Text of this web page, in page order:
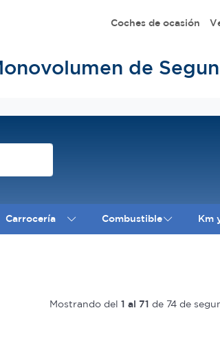
Coches de ocasión
de
Carrocería Combustible Km
Mostrando del 1 al 71 de 74 de